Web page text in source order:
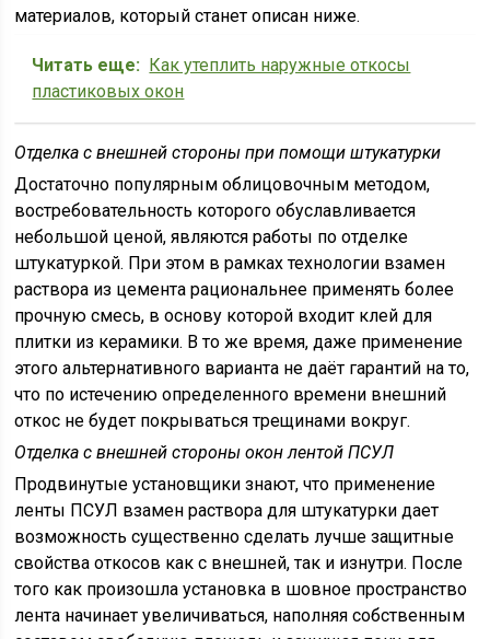
материалов, который станет описан ниже.
Читать еще: Как утеплить наружные откосы
пластиковых окон
Отделка с внешней стороны при помощи штукатурки
Достаточно популярным облицовочным методом,
востребовательность которого обуславливается
небольшой ценой, являются работы по отделке
штукатуркой. При этом в рамках технологии взамен
раствора из цемента рациональнее применять более
прочную смесь, в основу которой входит клей для
плитки из керамики. В то же время, даже применение
этого альтернативного варианта не даёт гарантий на то,
что по истечению определенного времени внешний
откос не будет покрываться трещинами вокруг.
Отделка с внешней стороны окон лентой ПСУЛ
Продвинутые установщики знают, что применение
ленты ПСУЛ взамен раствора для штукатурки дает
возможность существенно сделать лучше защитные
свойства откосов как с внешней, так и изнутри. После
того как произошла установка в шовное пространство
лента начинает увеличиваться, наполняя собственным